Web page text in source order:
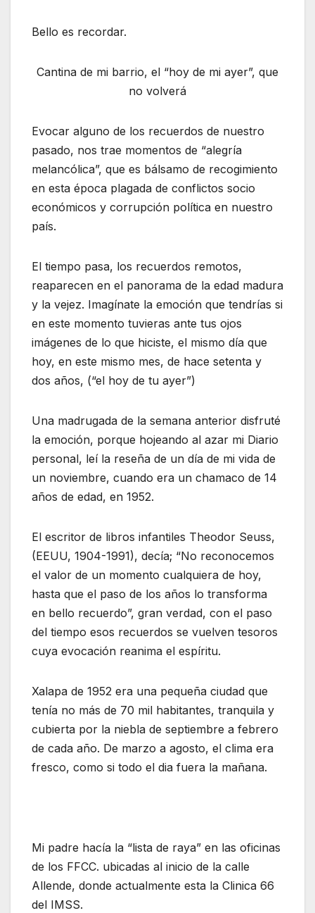
Bello es recordar.
Cantina de mi barrio, el “hoy de mi ayer”, que
no volverá
Evocar alguno de los recuerdos de nuestro
pasado, nos trae momentos de “alegría
melancólica”, que es bálsamo de recogimiento
en esta época plagada de conflictos socio
económicos y corrupción política en nuestro
país.
El tiempo pasa, los recuerdos remotos,
reaparecen en el panorama de la edad madura
y la vejez. Imagínate la emoción que tendrías si
en este momento tuvieras ante tus ojos
imágenes de lo que hiciste, el mismo día que
hoy, en este mismo mes, de hace setenta y
dos años, (“el hoy de tu ayer”)
Una madrugada de la semana anterior disfruté
la emoción, porque hojeando al azar mi Diario
personal, leí la reseña de un día de mi vida de
un noviembre, cuando era un chamaco de 14
años de edad, en 1952.
El escritor de libros infantiles Theodor Seuss,
(EEUU, 1904-1991), decía; “No reconocemos
el valor de un momento cualquiera de hoy,
hasta que el paso de los años lo transforma
en bello recuerdo”, gran verdad, con el paso
del tiempo esos recuerdos se vuelven tesoros
cuya evocación reanima el espíritu.
Xalapa de 1952 era una pequeña ciudad que
tenía no más de 70 mil habitantes, tranquila y
cubierta por la niebla de septiembre a febrero
de cada año. De marzo a agosto, el clima era
fresco, como si todo el dia fuera la mañana.
Mi padre hacía la “lista de raya” en las oficinas
de los FFCC. ubicadas al inicio de la calle
Allende, donde actualmente esta la Clinica 66
del IMSS.